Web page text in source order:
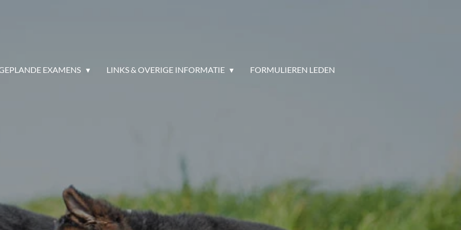
EXAMENS LINKS & OVERIGE INFORMATIE FORMULIEREN LEDEN